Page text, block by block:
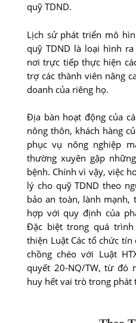
quỹ TDND.
Lịch sử phát triển mô
quỹ TDND là loại hình
nơi trực tiếp thực hiện
trợ các thành viên nâng
doanh của riêng họ.
Địa bàn hoạt động của
nông thôn, khách hàng
phục vụ nông nghiệp
thường xuyên gặp
bệnh. Chính vì vậy, việc
lý cho quỹ TDND theo
bảo an toàn, lành mạnh,
hợp với quy định của
Đặc biệt trong quá
thiện Luật Các tổ chức
chồng chéo với Luật
quyết 20-NQ/TW, từ đó
huy hết vai trò trong phát